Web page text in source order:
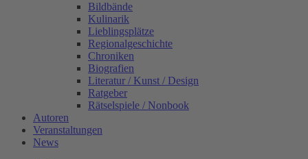
Bildbände
Kulinarik
Lieblingsplätze
Regionalgeschichte
Chroniken
Biografien
Literatur / Kunst / Design
Ratgeber
Rätselspiele / Nonbook
Autoren
Veranstaltungen
News